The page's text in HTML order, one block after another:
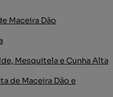
Maceira Dão
Mesquitela e Cunha Alta
de Maceira Dão e